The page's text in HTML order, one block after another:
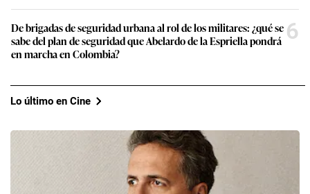
De brigadas de seguridad urbana al rol de los militares: ¿qué se
sabe del plan de seguridad que Abelardo de la Espriella pondrá
en marcha en Colombia?
6
Lo último en Cine